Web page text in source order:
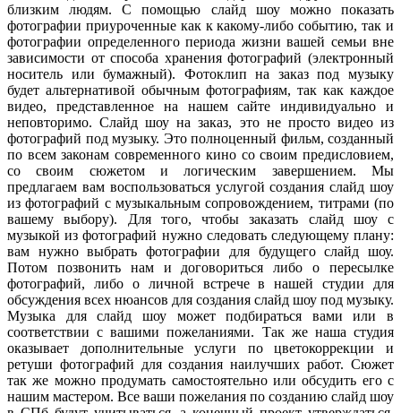
близким людям. С помощью слайд шоу можно показать
фотографии приуроченные как к какому-либо событию, так и
фотографии определенного периода жизни вашей семьи вне
зависимости от способа хранения фотографий (электронный
носитель или бумажный). Фотоклип на заказ под музыку
будет альтернативой обычным фотографиям, так как каждое
видео, представленное на нашем сайте индивидуально и
неповторимо. Слайд шоу на заказ, это не просто видео из
фотографий под музыку. Это полноценный фильм, созданный
по всем законам современного кино со своим предисловием,
со своим сюжетом и логическим завершением. Мы
предлагаем вам воспользоваться услугой создания слайд шоу
из фотографий с музыкальным сопровождением, титрами (по
вашему выбору). Для того, чтобы заказать слайд шоу с
музыкой из фотографий нужно следовать следующему плану:
вам нужно выбрать фотографии для будущего слайд шоу.
Потом позвонить нам и договориться либо о пересылке
фотографий, либо о личной встрече в нашей студии для
обсуждения всех нюансов для создания слайд шоу под музыку.
Музыка для слайд шоу может подбираться вами или в
соответствии с вашими пожеланиями. Так же наша студия
оказывает дополнительные услуги по цветокоррекции и
ретуши фотографий для создания наилучших работ. Сюжет
так же можно продумать самостоятельно или обсудить его с
нашим мастером. Все ваши пожелания по созданию слайд шоу